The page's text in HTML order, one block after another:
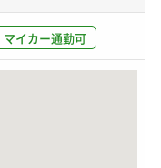
マイカー通勤可